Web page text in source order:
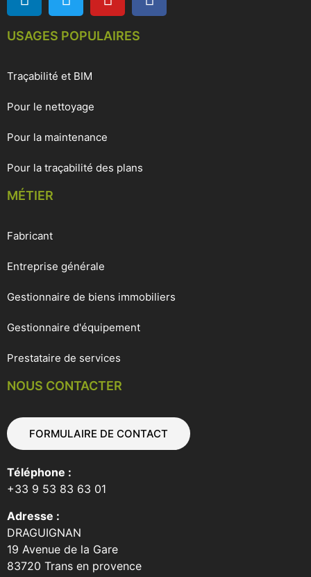
USAGES POPULAIRES
Traçabilité et BIM
Pour le nettoyage
Pour la maintenance
Pour la traçabilité des plans
MÉTIER
Fabricant
Entreprise générale
Gestionnaire de biens immobiliers
Gestionnaire d'équipement
Prestataire de services
NOUS CONTACTER
FORMULAIRE DE CONTACT
Téléphone :
+33 9 53 83 63 01
Adresse :
DRAGUIGNAN
19 Avenue de la Gare
83720 Trans en provence